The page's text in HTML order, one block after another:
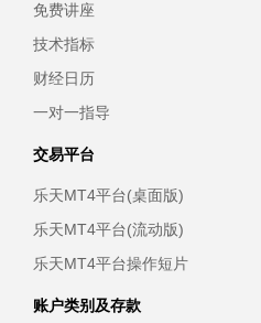
免费讲座
技术指标
财经日历
一对一指导
交易平台
乐天MT4平台(桌面版)
乐天MT4平台(流动版)
乐天MT4平台操作短片
账户类别及存款